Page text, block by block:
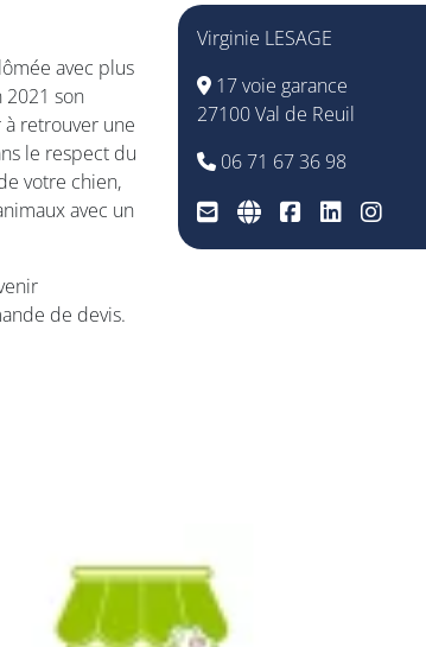
avec plus
2021 son
retrouver une
le respect du
votre chien,
avec un
de devis.
Virginie LESAGE
17 voie garance
27100 Val de Reuil
06 71 67 36 98